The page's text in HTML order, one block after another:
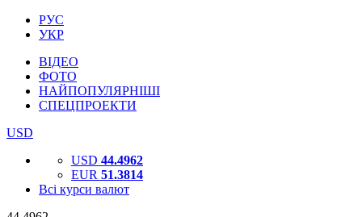
РУС
УКР
ВІДЕО
ФОТО
НАЙПОПУЛЯРНІШІ
СПЕЦПРОЕКТИ
USD
USD 44.4962
EUR 51.3814
Всі курси валют